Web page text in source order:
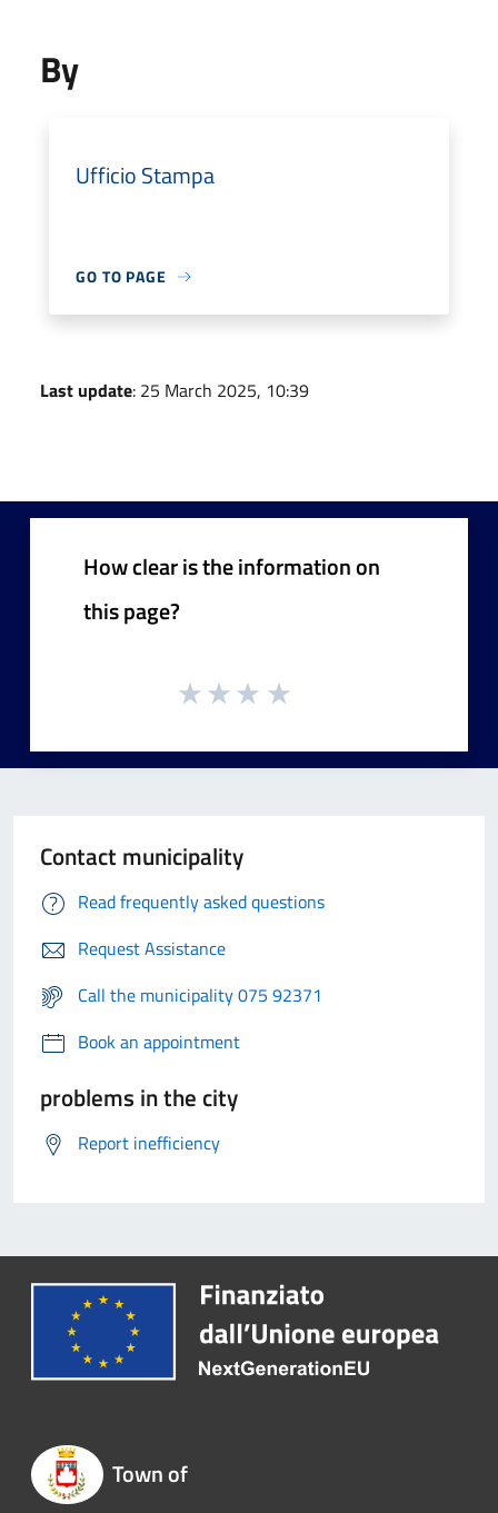
By
Ufficio Stampa
GO TO PAGE
Last update: 25 March 2025, 10:39
How clear is the information on
this page?
Contact municipality
Read frequently asked questions
Request Assistance
Call the municipality 075 92371
Book an appointment
problems in the city
Report inefficiency
Town of